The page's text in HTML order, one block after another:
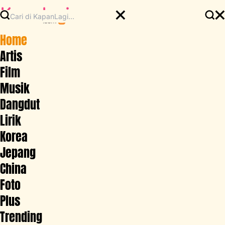
Home
Artis
Film
Musik
Dangdut
Lirik
Korea
Jepang
China
Foto
Plus
Trending